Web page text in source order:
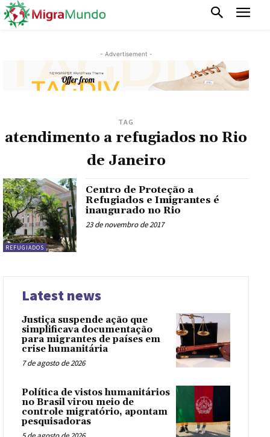
- Advertisement -
TAG
atendimento a refugiados no Rio
de Janeiro
REFUGIADOS
Centro de Proteção a
Refugiados e Imigrantes é
inaugurado no Rio
23 de novembro de 2017
Latest news
Justiça suspende ação que
simplificava documentação
para migrantes de países em
crise humanitária
7 de agosto de 2026
Política de vistos humanitários
no Brasil virou meio de
controle migratório, apontam
pesquisadoras